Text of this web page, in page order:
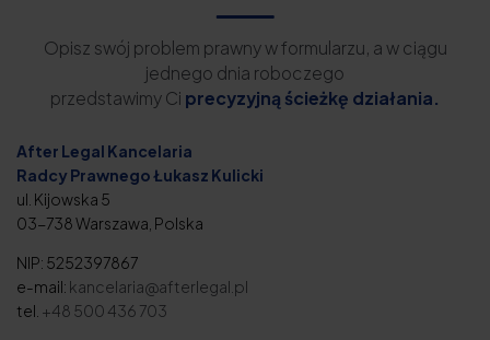
Opisz swój problem prawny w formularzu, a w ciągu
jednego dnia roboczego
przedstawimy Ci precyzyjną ścieżkę działania.
After Legal Kancelaria
Radcy Prawnego Łukasz Kulicki
ul. Kijowska 5
03-738 Warszawa, Polska
NIP: 5252397867
e-mail: kancelaria@afterlegal.pl
tel. +48 500 436 703